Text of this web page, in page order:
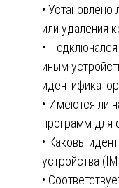
•
или удаления
•
иным
• Имеются ли
программ для
• Каковы
устройства
•